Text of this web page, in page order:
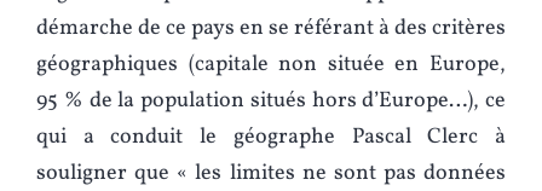
démarche de ce pays en se référant à des critères
géographiques (capitale non située en Europe,
95 % de la population situés hors d’Europe…), ce
qui a conduit le géographe Pascal Clerc à
souligner que « les limites ne sont pas données